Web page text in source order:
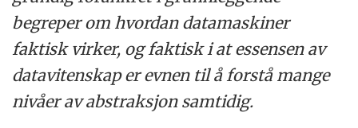
begreper om hvordan datamaskiner
faktisk virker, og faktisk i at essensen av
datavitenskap er evnen til å forstå mange
nivåer av abstraksjon samtidig.